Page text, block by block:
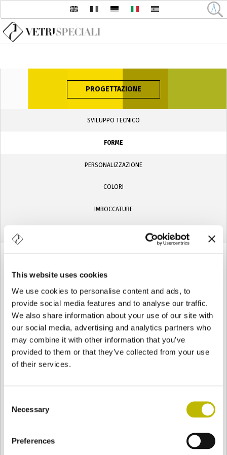
This website uses cookies
We use cookies to personalise content and ads, to
provide social media features and to analyse our traffic.
We also share information about your use of our site with
our social media, advertising and analytics partners who
may combine it with other information that you’ve
provided to them or that they’ve collected from your use
of their services.
Selection
Necessary
Preferences
PROGETTAZIONE
SVILUPPO TECNICO
FORME
PERSONALIZZAZIONE
COLORI
IMBOCCATURE
Forme
Ogni realtà di qualsiasi dimensione ha la possibilità
diesprimere la propria personale declinazione di
creatività attraverso la forma più adatta al proprio
pensiero, al colore ed alla filosofia che ogni cliente
persegue.
supportare ogni giorno i diversi progetti dei propri clienti
rendendoci in grado di offrire la stessa qualità di servizio